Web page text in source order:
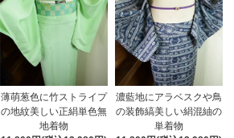
薄萌葱色に竹ストライプ
の地紋美しい正絹単色無
地着物
濃藍地にアラベスクや鳥
の装飾縞美しい絹混紬の
単着物